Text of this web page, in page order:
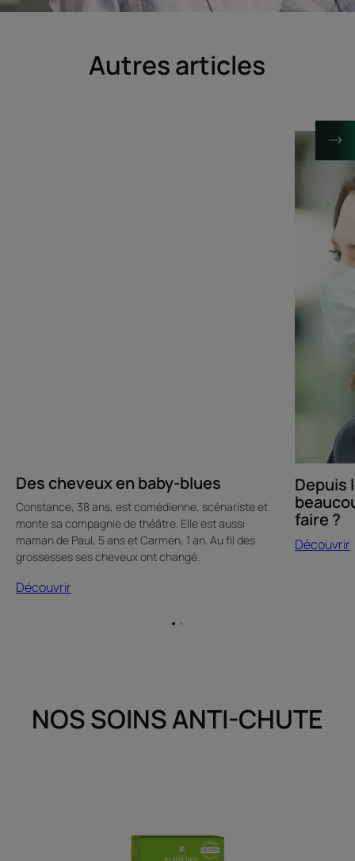
Autres articles
Des cheveux en baby-blues
Constance, 38 ans, est comédienne, scénariste et
monte sa compagnie de théâtre. Elle est aussi
maman de Paul, 5 ans et Carmen, 1 an. Au fil des
grossesses ses cheveux ont changé.
Découvrir
Découvrir
Depuis
j’ai
beaucoup
Que
Depuis
faire ?
Découvrir
AllerAller
NOS SOINS ANTI-CHUTE
cheveux
affaiblis